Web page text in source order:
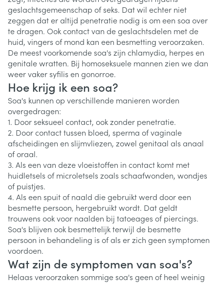
geslachtsgemeenschap of seks. Dat wil echter niet
zeggen dat er altijd penetratie nodig is om een soa over
te dragen. Ook contact van de geslachtsdelen met de
huid, vingers of mond kan een besmetting veroorzaken.
De meest voorkomende soa's zijn chlamydia, herpes en
genitale wratten. Bij homoseksuele mannen zien we dan
weer vaker syfilis en gonorroe.
Hoe krijg ik een soa?
Soa's kunnen op verschillende manieren worden
overgedragen:
1. Door seksueel contact, ook zonder penetratie.
2. Door contact tussen bloed, sperma of vaginale
afscheidingen en slijmvliezen, zowel genitaal als anaal
of oraal.
3. Als een van deze vloeistoffen in contact komt met
huidletsels of microletsels zoals schaafwonden, wondjes
of puistjes.
4. Als een spuit of naald die gebruikt werd door een
besmette persoon, hergebruikt wordt. Dat geldt
trouwens ook voor naalden bij tatoeages of piercings.
Soa's blijven ook besmettelijk terwijl de besmette
persoon in behandeling is of als er zich geen symptomen
voordoen.
Wat zijn de symptomen van soa's?
Helaas veroorzaken sommige soa's geen of heel weinig